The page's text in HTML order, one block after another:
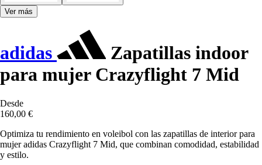
Ver más
adidas
Zapatillas indoor
para mujer Crazyflight 7 Mid
Desde
160,00 €
Optimiza tu rendimiento en voleibol con las zapatillas de interior para
mujer adidas Crazyflight 7 Mid, que combinan comodidad, estabilidad
y estilo.